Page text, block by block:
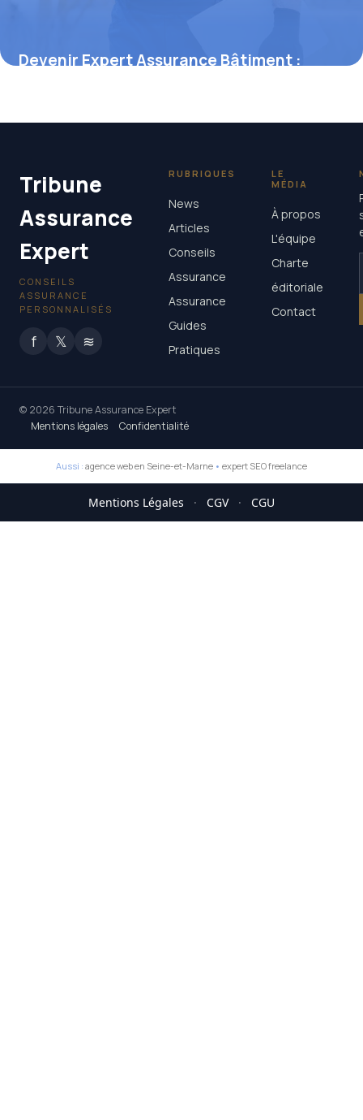
Devenir Expert Assurance Bâtiment :
Tribune
Assurance
Expert
CONSEILS
ASSURANCE
PERSONNALISÉS
f 𝕏 ≋
RUBRIQUES
News
Articles
Conseils
Assurance
Assurance
Guides
Pratiques
LE
MÉDIA
À propos
L'équipe
Charte
éditoriale
Contact
© 2026 Tribune Assurance Expert
Mentions légales
Confidentialité
Aussi : agence web en Seine-et-Marne • expert SEO freelance
Mentions Légales · CGV · CGU